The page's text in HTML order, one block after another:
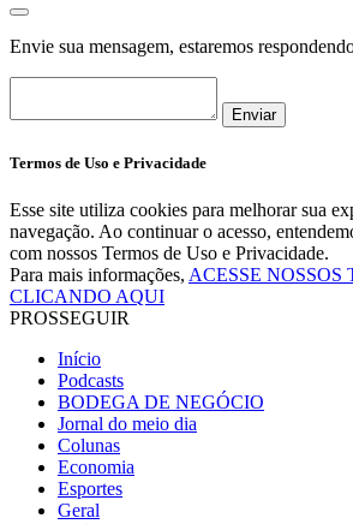
Envie sua mensagem, estaremos
Enviar
Termos de Uso e Privacidade
Esse site utiliza cookies para melhorar sua
navegação. Ao continuar o acesso,
com nossos Termos de Uso e Privacidade.
Para mais informações, ACESSE NOSSOS
CLICANDO AQUI
PROSSEGUIR
Início
Podcasts
BODEGA DE NEGÓCIO
Jornal do meio dia
Colunas
Economia
Esportes
Geral